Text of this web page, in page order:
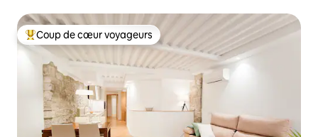
Coup de cœur voyageurs parmi les plus aimés
Coup de cœur voyageurs